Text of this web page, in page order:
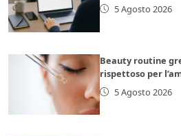
5 Agosto 2026
Beauty routine
rispettoso per
5 Agosto 2026